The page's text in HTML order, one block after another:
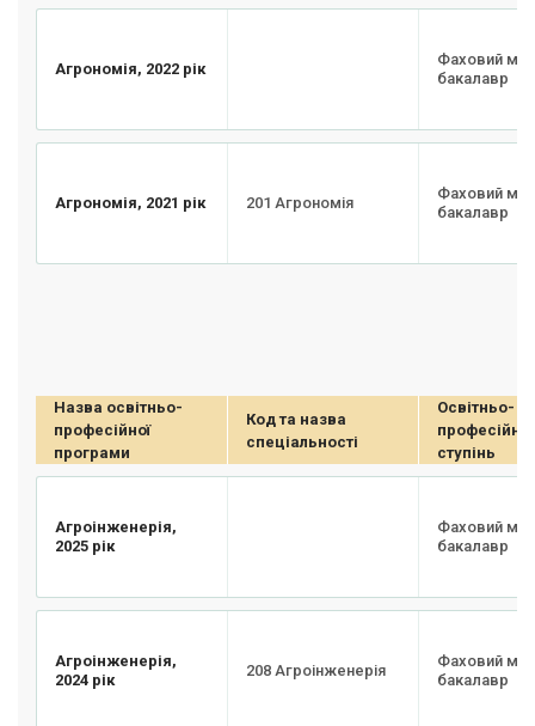
Агрономія, 2022 рік
Фаховий
бакалавр
Агрономія, 2021 рік 201 Агрономія
Фаховий
бакалавр
Назва освітньо-
професійної
програми
Код та назва
спеціальності
Освітньо-
ступінь
Агроінженерія,
2025 рік
Фаховий
бакалавр
Агроінженерія,
2024 рік
208 Агроінженерія
Фаховий
бакалавр